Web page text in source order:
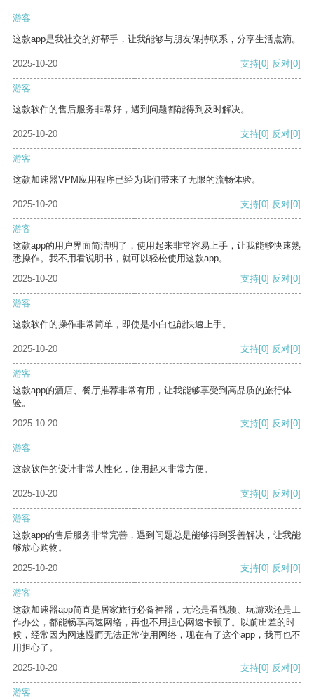
游客
这款app是我社交的好帮手，让我能够与朋友保持联系，分享生活点滴。
2025-10-20 支持[0] 反对[0]
游客
这款软件的售后服务非常好，遇到问题都能得到及时解决。
2025-10-20 支持[0] 反对[0]
游客
这款加速器VPM应用程序已经为我们带来了无限的流畅体验。
2025-10-20 支持[0] 反对[0]
游客
这款app的用户界面简洁明了，使用起来非常容易上手，让我能够快速熟
悉操作。我不用看说明书，就可以轻松使用这款app。
2025-10-20
支持[0] 反对[0]
游客
这款软件的操作非常简单，即使是小白也能快速上手。
2025-10-20 支持[0] 反对[0]
游客
这款app的酒店、餐厅推荐非常有用，让我能够享受到高品质的旅行体
验。
2025-10-20
支持[0] 反对[0]
游客
这款软件的设计非常人性化，使用起来非常方便。
2025-10-20 支持[0] 反对[0]
游客
这款app的售后服务非常完善，遇到问题总是能够得到妥善解决，让我能
够放心购物。
2025-10-20
支持[0] 反对[0]
游客
这款加速器app简直是居家旅行必备神器，无论是看视频、玩游戏还是工
作办公，都能畅享高速网络，再也不用担心网速卡顿了。以前出差的时
候，经常因为网速慢而无法正常使用网络，现在有了这个app，我再也不
用担心了。
2025-10-20
支持[0] 反对[0]
游客